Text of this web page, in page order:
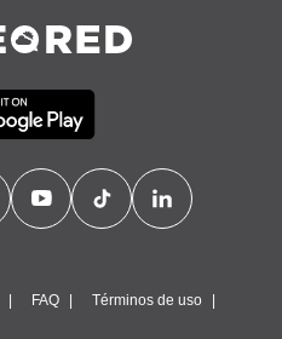
FAQ Términos de uso